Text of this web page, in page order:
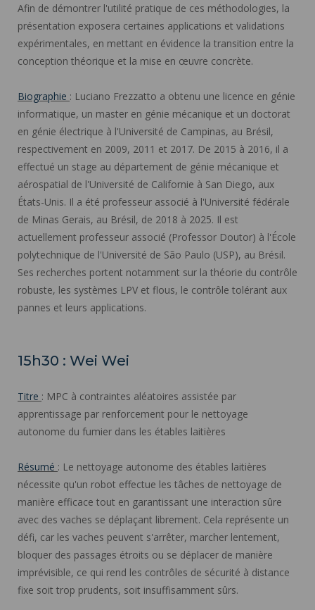
Afin de démontrer l'utilité pratique de ces méthodologies, la
présentation exposera certaines applications et validations
expérimentales, en mettant en évidence la transition entre la
conception théorique et la mise en œuvre concrète.
Biographie : Luciano Frezzatto a obtenu une licence en génie
informatique, un master en génie mécanique et un doctorat
en génie électrique à l'Université de Campinas, au Brésil,
respectivement en 2009, 2011 et 2017. De 2015 à 2016, il a
effectué un stage au département de génie mécanique et
aérospatial de l'Université de Californie à San Diego, aux
États-Unis. Il a été professeur associé à l'Université fédérale
de Minas Gerais, au Brésil, de 2018 à 2025. Il est
actuellement professeur associé (Professor Doutor) à l'École
polytechnique de l'Université de São Paulo (USP), au Brésil.
Ses recherches portent notamment sur la théorie du contrôle
robuste, les systèmes LPV et flous, le contrôle tolérant aux
pannes et leurs applications.
15h30 : Wei Wei
Titre : MPC à contraintes aléatoires assistée par
apprentissage par renforcement pour le nettoyage
autonome du fumier dans les étables laitières
Résumé : Le nettoyage autonome des étables laitières
nécessite qu'un robot effectue les tâches de nettoyage de
manière efficace tout en garantissant une interaction sûre
avec des vaches se déplaçant librement. Cela représente un
défi, car les vaches peuvent s'arrêter, marcher lentement,
bloquer des passages étroits ou se déplacer de manière
imprévisible, ce qui rend les contrôles de sécurité à distance
fixe soit trop prudents, soit insuffisamment sûrs.